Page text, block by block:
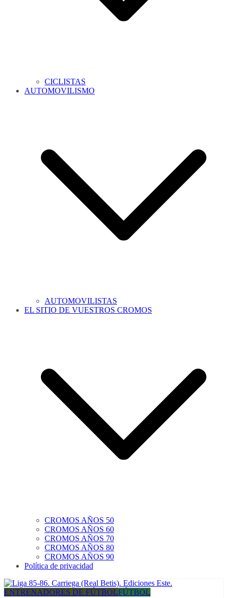
CICLISTAS
AUTOMOVILISMO
AUTOMOVILISTAS
EL SITIO DE VUESTROS CROMOS
CROMOS AÑOS 50
CROMOS AÑOS 60
CROMOS AÑOS 70
CROMOS AÑOS 80
CROMOS AÑOS 90
Política de privacidad
ENTRENADORES DE FÚTBOLFÚTBOL